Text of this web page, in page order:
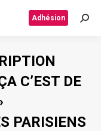
Adhésion
C’EST DE
PARISIENS